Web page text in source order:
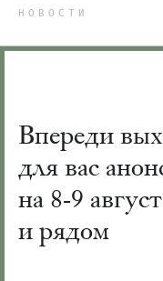
НОВОСТИ
Впереди
для вас
на 8-9
и рядом